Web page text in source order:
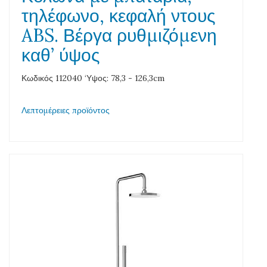
τηλέφωνο, κεφαλή ντους
ABS. Βέργα ρυθμιζόμενη
καθ’ ύψος
Κωδικός 112040 ‘Υψος: 78,3 - 126,3cm
Λεπτομέρειες προϊόντος